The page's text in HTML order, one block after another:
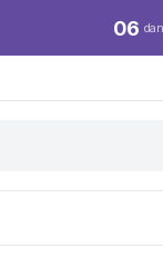
06